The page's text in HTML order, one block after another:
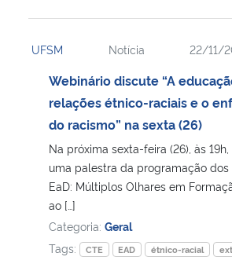
Banco Central do Brasil
UFSM Notícia 22/11/
Webinário discute “A
relações étnico-raciais e o
do racismo” na sexta (26)
Na próxima sexta-feira (26), às
uma palestra da programação dos
EaD: Múltiplos Olhares em
ao […]
Categoria: Geral
Tags:
CTE EAD étnico-racial